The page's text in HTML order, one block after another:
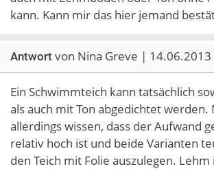
kann. Kann mir das hier jemand
Antwort von Nina Greve | 14.06.2013
Ein Schwimmteich kann tatsächlich
als auch mit Ton abgedichtet werden.
allerdings wissen, dass der Aufwand
relativ hoch ist und beide Varianten
den Teich mit Folie auszulegen.